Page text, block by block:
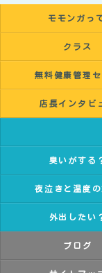
モモンガっ
クラス
無料健康管理セ
店長インタビ
臭いがする
夜泣きと温度の
外出したい
ブログ